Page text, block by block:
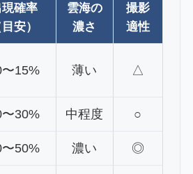
現確率
目安）
雲海の
濃さ
撮影
適性
〜15% 薄い △
〜30% 中程度 ○
50% 濃い ◎